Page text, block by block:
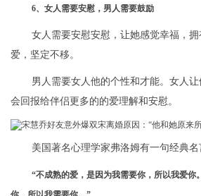
6、女人需要安慰，男人需要鼓励
女人需要安慰安慰，让她感觉幸福，
爱，坚定不移。
男人需要女人他的个性和才能。女人
会回报给伴侣更多的的爱理解和安慰。
美国著名心理学家弗洛姆有一句经典名
“不成熟的爱，是因为我需要你，所以我爱你